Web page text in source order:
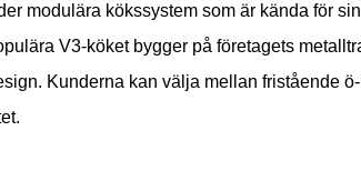
modulära kökssystem som är kända för
V3-köket bygger på företagets
Kunderna kan välja mellan fristående